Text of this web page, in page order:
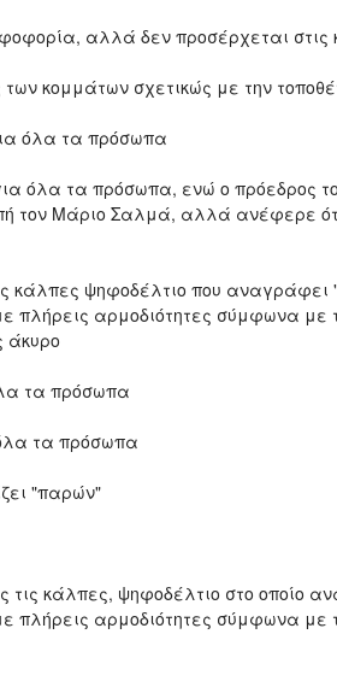
αλλά δεν προσέρχεται στις
κομμάτων σχετικώς με την
όλα τα πρόσωπα
όλα τα πρόσωπα, ενώ ο πρόεδρος
τον Μάριο Σαλμά, αλλά ανέφερε
κάλπες ψηφοδέλτιο που αναγράφει
πλήρεις αρμοδιότητες σύμφωνα με
άκυρο
τα πρόσωπα
τα πρόσωπα
"παρών"
τις κάλπες, ψηφοδέλτιο στο οποίο
πλήρεις αρμοδιότητες σύμφωνα με